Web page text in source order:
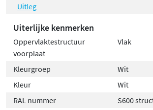
Uitleg
Uiterlijke kenmerken
Oppervlaktestructuur
voorplaat
Vlak
Kleurgroep
Wit
Kleur
Wit
RAL nummer
S600